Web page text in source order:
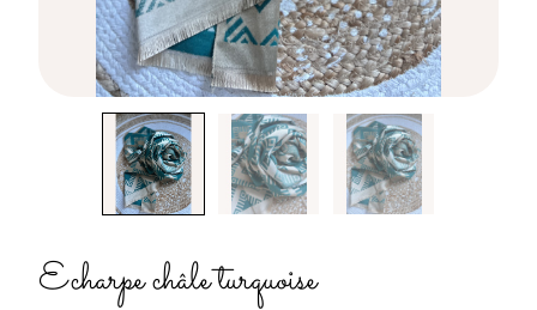
Echarpe châle turquoise